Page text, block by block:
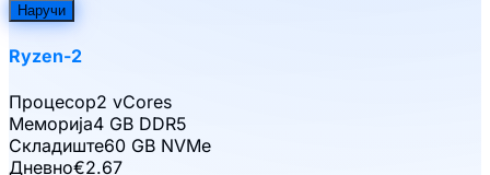
Наручи
Ryzen-2
Процесор2 vCores
Меморија4 GB DDR5
Складиште60 GB NVMe
Дневно€2.67